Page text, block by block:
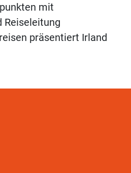
mit
Reiseleitung
präsentiert Irland